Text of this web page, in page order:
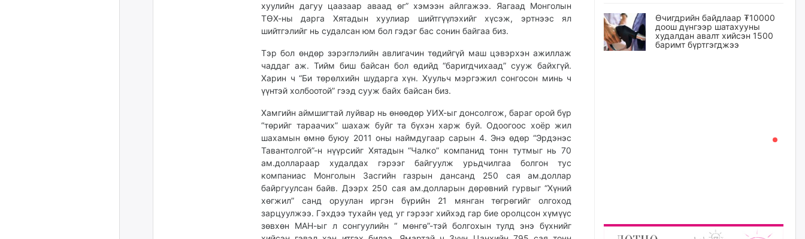
хуулийн дагуу цаазаар аваад өг” хэмээн айлгажээ. Яагаад Монголын
ТӨХ-ны дарга Хятадын хуулиар шийтгүүлэхийг хүсэж, эртнээс ял
шийтгэлийг нь судалсан юм бол гэдэг бас сонин байгаа биз.
Тэр бол өндөр зэрэглэлийн авлигачин төдийгүй маш цэвэрхэн ажиллаж
чаддаг аж. Тийм биш байсан бол өдийд “баригдчихаад” сууж байхгүй.
Харин ч “Би төрөлхийн шударга хүн. Хуульч мэргэжил сонгосон минь ч
үүнтэй холбоотой” гээд сууж байх байсан биз.
Хамгийн аймшигтай луйвар нь өнөөдөр УИХ-ыг донсолгож, бараг орой бүр
“төрийг тараачих” шахаж буйг та бүхэн харж буй. Одоогоос хоёр жил
шахамын өмнө буюу 2011 оны наймдугаар сарын 4. Энэ өдөр “Эрдэнэс
Тавантолгой”-н нүүрсийг Хятадын “Чалко” компанид тонн тутмыг нь 70
ам.доллараар худалдах гэрээг байгуулж урьдчилгаа болгон тус
компаниас Монголын Засгийн газрын дансанд 250 сая ам.доллар
байргуулсан байв. Дээрх 250 сая ам.долларын дөрөвний гурвыг “Хүний
хөгжил” санд оруулан иргэн бүрийн 21 мянган төгрөгийг олгоход
зарцуулжээ. Гэхдээ тухайн үед уг гэрээг хийхэд гар бие оролцсон хүмүүс
зөвхөн МАН-ыг л сонгуулийн “ мөнгө”-тэй болгохын тулд энэ бүхнийг
Өчигдрийн байдлаар ₮10000
доош дүнгээр шатахууны
худалдан авалт хийсэн 1500
баримт бүртгэгджээ